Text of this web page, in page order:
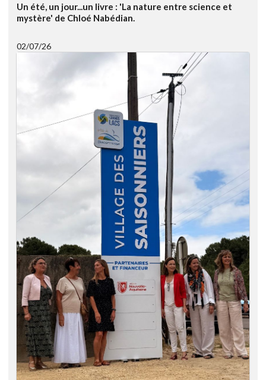
Un été, un jour...un livre : 'La nature entre science et
mystère' de Chloé Nabédian.
02/07/26